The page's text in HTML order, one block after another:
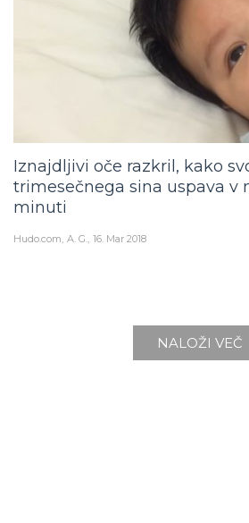
Iznajdljivi oče razkril, kako
trimesečnega sina uspava v
minuti
Hudo.com A. G. 16. Mar 2018
NALOŽI VEČ